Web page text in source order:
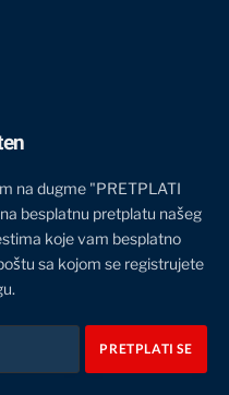
na dugme "PRETPLATI
besplatnu pretplatu našeg
koje vam besplatno
sa kojom se registrujete